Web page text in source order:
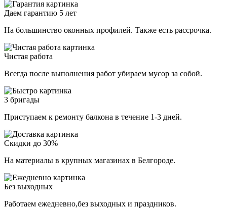
Даем гарантию 5 лет
На большинство оконных профилей. Также есть рассрочка.
Чистая работа
Всегда после выполнения работ убираем мусор за собой.
3 бригады
Приступаем к ремонту балкона в течение 1-3 дней.
Скидки до 30%
На материалы в крупных магазинах в Белгороде.
Без выходных
Работаем ежедневно,без выходных и праздников.